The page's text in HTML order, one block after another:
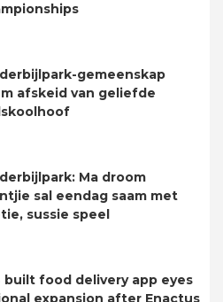
gemeenskap
afskeid van geliefde
Ma droom
sal eendag saam met
sussie speel
built food delivery app eyes
expansion after Enactus